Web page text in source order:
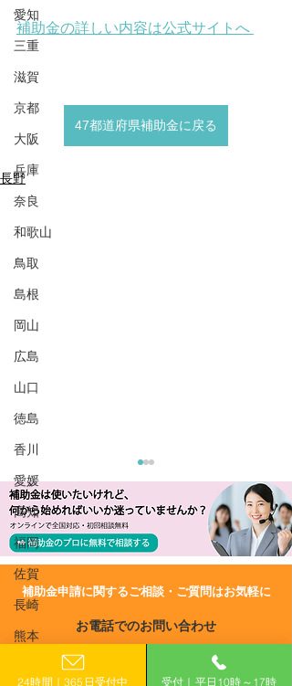
愛知
三重
滋賀
京都
大阪
兵庫
奈良
和歌山
鳥取
島根
岡山
広島
山口
徳島
香川
愛媛
高知
福岡
佐賀
長崎
熊本
補助金の詳しい内容は公式サイトへ
47都道府県補助金に戻る
長野
和8年度 多様な観光コン
テンツ整備促進事業補助
金
​補助金申請に関するご相談・ご質問はお気軽に
お電話でのお問い合わせ
0120-399-121
（平日10:00−17:00）
24時間｜365日受付中 受付｜平日10時～17時